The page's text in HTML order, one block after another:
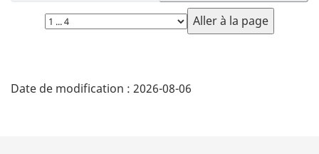
Choisissez
la
é
Date de modification : 2026-08-06